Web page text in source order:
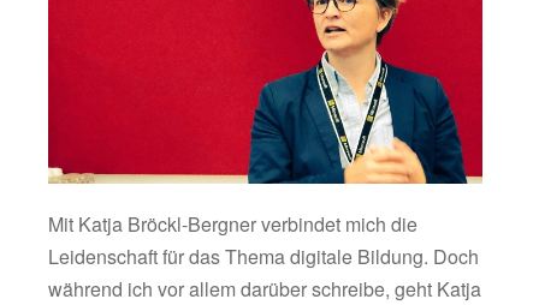
Mit Katja Bröckl-Bergner verbindet mich die
Leidenschaft für das Thema digitale Bildung. Doch
während ich vor allem darüber schreibe, geht Katja